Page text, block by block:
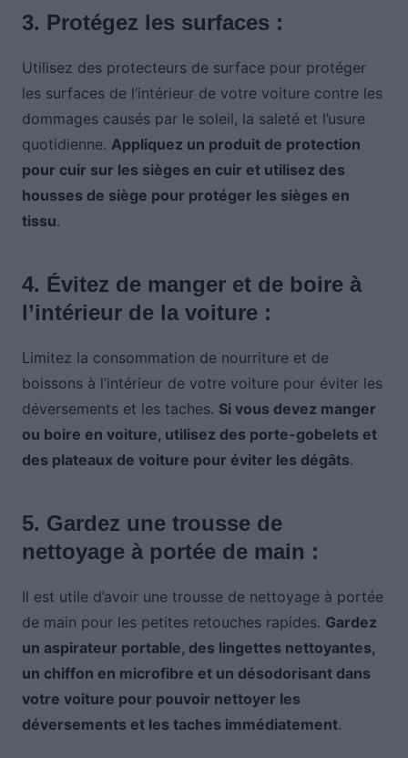
3. Protégez les surfaces :
Utilisez des protecteurs de surface pour protéger
les surfaces de l’intérieur de votre voiture contre les
dommages causés par le soleil, la saleté et l’usure
quotidienne. Appliquez un produit de protection
pour cuir sur les sièges en cuir et utilisez des
housses de siège pour protéger les sièges en
tissu.
4. Évitez de manger et de boire à
l’intérieur de la voiture :
Limitez la consommation de nourriture et de
boissons à l’intérieur de votre voiture pour éviter les
déversements et les taches. Si vous devez manger
ou boire en voiture, utilisez des porte-gobelets et
des plateaux de voiture pour éviter les dégâts.
5. Gardez une trousse de
nettoyage à portée de main :
Il est utile d’avoir une trousse de nettoyage à portée
de main pour les petites retouches rapides. Gardez
un aspirateur portable, des lingettes nettoyantes,
un chiffon en microfibre et un désodorisant dans
votre voiture pour pouvoir nettoyer les
déversements et les taches immédiatement.